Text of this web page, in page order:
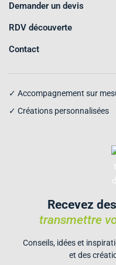
Demander un devis
RDV découverte
Contact
✓ Accompagnement sur
✓ Créations personnalisées
Recevez
transmettre
Conseils, idées et
et des